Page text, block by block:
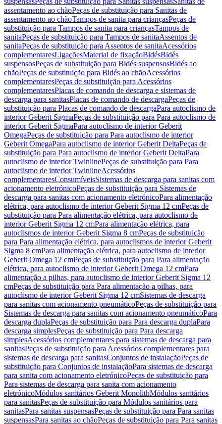
assentamento ao chãoPeças de substituição para Sanitas de
assentamento ao chãoTampos de sanita para criançasPeças de
substituição para Tampos de sanita para criançasTampos de
sanitaPeças de substituição para Tampos de sanitaAssentos de
sanitaPeças de substituição para Assentos de sanitaAcessórios
complementaresLigaçõesMaterial de fixaçãoBidésBidés
suspensosPeças de substituição para Bidés suspensosBidés ao
chãoPeças de substituição para Bidés ao chãoAcessórios
complementaresPeças de substituição para Acessórios
complementaresPlacas de comando de descarga e sistemas de
descarga para sanitasPlacas de comando de descargaPeças de
substituição para Placas de comando de descargaPara autoclismo de
interior Geberit SigmaPeças de substituição para Para autoclismo de
interior Geberit SigmaPara autoclismo de interior Geberit
OmegaPeças de substituição para Para autoclismo de interior
Geberit OmegaPara autoclismo de interior Geberit DeltaPeças de
substituição para Para autoclismo de interior Geberit DeltaPara
autoclismo de interior TwinlinePeças de substituição para Para
autoclismo de interior TwinlineAcessórios
complementaresConsumíveisSistemas de descarga para sanitas com
acionamento eletrónicoPeças de substituição para Sistemas de
descarga para sanitas com acionamento eletrónicoPara alimentação
elétrica, para autoclismo de interior Geberit Sigma 12 cmPeças de
substituição para Para alimentação elétrica, para autoclismo de
interior Geberit Sigma 12 cmPara alimentação elétrica, para
autoclismos de interior Geberit Sigma 8 cmPeças de substituição
para Para alimentação elétrica, para autoclismos de interior Geberit
Sigma 8 cmPara alimentação elétrica, para autoclismo de interior
Geberit Omega 12 cmPeças de substituição para Para alimentação
elétrica, para autoclismo de interior Geberit Omega 12 cmPara
alimentação a pilhas, para autoclismo de interior Geberit Sigma 12
cmPeças de substituição para Para alimentação a pilhas, para
autoclismo de interior Geberit Sigma 12 cmSistemas de descarga
para sanitas com acionamento pneumáticoPeças de substituição para
Sistemas de descarga para sanitas com acionamento pneumáticoPara
descarga duplaPeças de substituição para Para descarga duplaPara
descarga simplesPeças de substituição para Para descarga
simplesAcessórios complementares para sistemas de descarga para
sanitasPeças de substituição para Acessórios complementares para
sistemas de descarga para sanitasConjuntos de instalaçãoPeças de
substituição para Conjuntos de instalaçãoPara sistemas de descarga
para sanita com acionamento eletrónicoPeças de substituição para
Para sistemas de descarga para sanita com acionamento
eletrónicoMódulos sanitários Geberit MonolithMódulos sanitários
para sanitasPeças de substituição para Módulos sanitários para
sanitasPara sanitas suspensasPeças de substituição para Para sanitas
suspensasPara sanitas ao chãoPeças de substituição para Para sanitas